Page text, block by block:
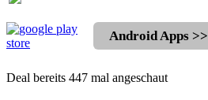
Android Apps >>
Deal bereits 447 mal angeschaut